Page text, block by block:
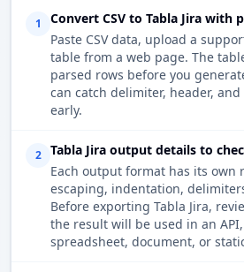
1
Convert CSV to Tabla Jira with
Paste CSV data, upload a
table from a web page. The
parsed rows before you
can catch delimiter, header,
early.
2
Tabla Jira output details to
Each output format has its own
escaping, indentation,
Before exporting Tabla Jira,
the result will be used in an
spreadsheet, document, or